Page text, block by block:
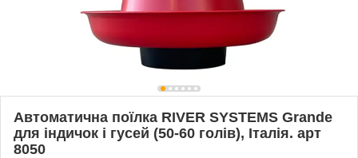
Автоматична поїлка RIVER SYSTEMS Grande
для індичок і гусей (50-60 голів), Італія. арт
8050